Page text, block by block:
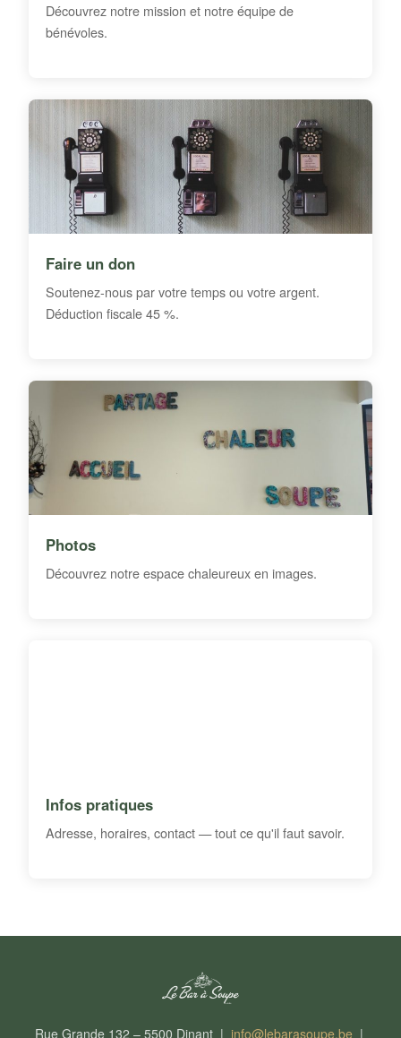
Découvrez notre mission et notre équipe de
bénévoles.
Faire un don
Soutenez-nous par votre temps ou votre argent.
Déduction fiscale 45 %.
Photos
Découvrez notre espace chaleureux en images.
Infos pratiques
Adresse, horaires, contact — tout ce qu'il faut savoir.
Rue Grande 132 – 5500 Dinant | info@lebarasoupe.be|